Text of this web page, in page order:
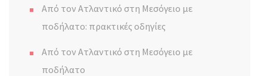
Από τον Ατλαντικό στη Μεσόγειο με
ποδήλατο: πρακτικές οδηγίες
Από τον Ατλαντικό στη Μεσόγειο με
ποδήλατο